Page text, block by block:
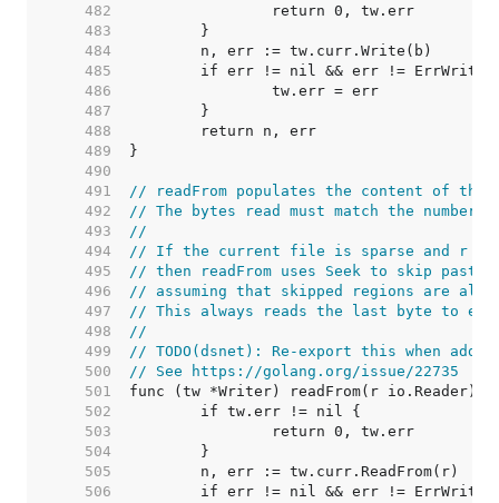
   482
   483
   484
   485
   486
   487
   488
   489
   490
   491
// readFrom populates the content of
   492
// The bytes read must match the
   493
//
   494
// If the current file is sparse and r is
   495
// then readFrom uses Seek to skip past
   496
// assuming that skipped regions are all
   497
// This always reads the last byte to
   498
//
   499
// TODO(dsnet): Re-export this when
   500
// See https://golang.org/issue/22735
   501
   502
   503
   504
   505
   506